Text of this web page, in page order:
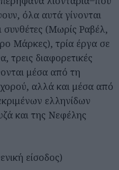
όλα αυτά γίνονται
συνθέτες (Μωρίς Ραβέλ,
Μάρκες), τρία έργα σε
τρεις διαφορετικές
μέσα από τη
αλλά και μέσα από
ελληνίδων
και της Νεφέλης
είσοδος)